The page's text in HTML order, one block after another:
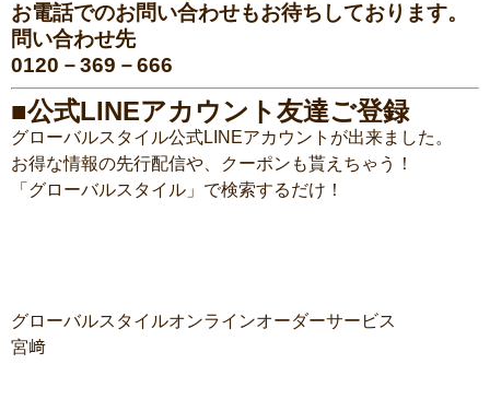
お電話でのお問い合わせもお待ちしております。
問い合わせ先
0120－369－666
■公式LINEアカウント友達ご登録
グローバルスタイル公式LINEアカウントが出来ました。
お得な情報の先行配信や、クーポンも貰えちゃう！
「グローバルスタイル」で検索するだけ！
グローバルスタイルオンラインオーダーサービス
宮﨑